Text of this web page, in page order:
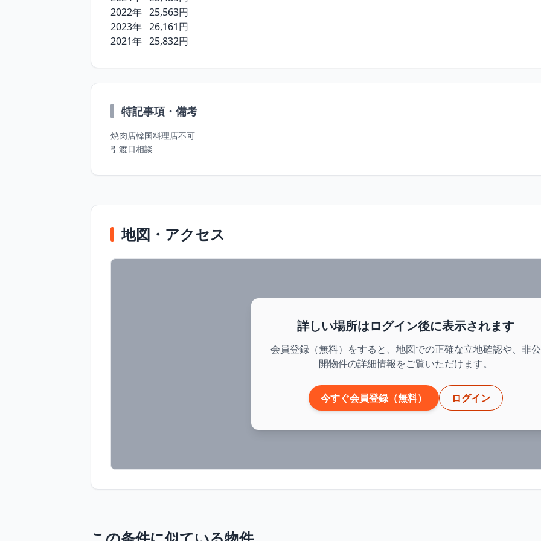
2022年	25,563円
2023年	26,161円
2021年	25,832円
特記事項・備考
焼肉店韓国料理店不可
引渡日相談
地図・アクセス
詳しい場所はログイン後に表示されます
会員登録（無料）をすると、地図での正確な立地確認や、非公
開物件の詳細情報をご覧いただけます。
今すぐ会員登録（無料） ログイン